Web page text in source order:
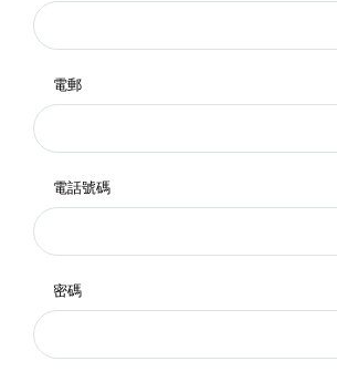
電郵
電話號碼
密碼